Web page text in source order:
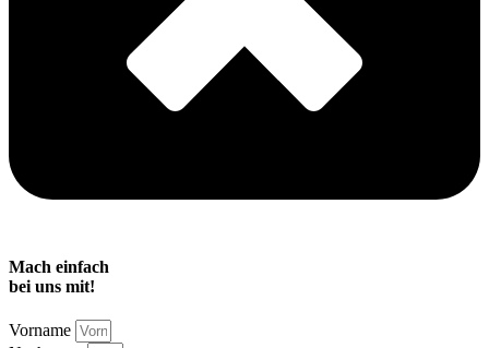
Mach einfach
bei uns mit!
Vorname